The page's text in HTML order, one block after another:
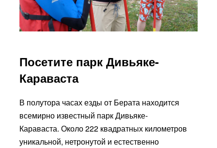
Посетите парк Дивьяке-
Караваста
В полутора часах езды от Берата находится
всемирно известный парк Дивьяке-
Караваста. Около 222 квадратных километров
уникальной, нетронутой и естественно